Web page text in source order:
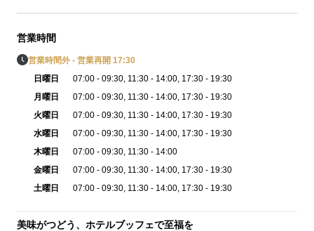
営業時間
営業時間外 - 営業再開 17:30
日曜日
07:00 - 09:30, 11:30 - 14:00, 17:30 - 19:30
月曜日
07:00 - 09:30, 11:30 - 14:00, 17:30 - 19:30
火曜日
07:00 - 09:30, 11:30 - 14:00, 17:30 - 19:30
水曜日
07:00 - 09:30, 11:30 - 14:00, 17:30 - 19:30
木曜日
07:00 - 09:30, 11:30 - 14:00
金曜日
07:00 - 09:30, 11:30 - 14:00, 17:30 - 19:30
土曜日
07:00 - 09:30, 11:30 - 14:00, 17:30 - 19:30
美味がつどう、ホテルブッフェで至福を